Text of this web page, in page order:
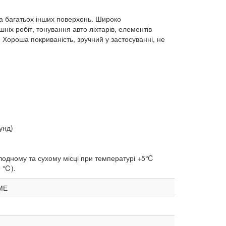
багатьох інших поверхонь. Широко
робіт, тонування авто ліхтарів, елементів
покриваність, зручний у застосуванні, не
та сухому місці при температурі +5℃
℃).